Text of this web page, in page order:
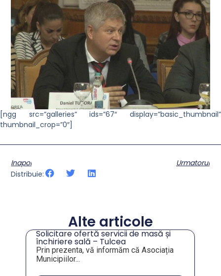
[ngg src=”galleries” ids=”67″ display=”basic_thumbnail”
thumbnail_crop=”0″]
Inapoi
Urmatorul
Distribuie:
Alte articole
Solicitare ofertă servicii de masă și
închiriere sală – Tulcea
Prin prezenta, vă informăm că Asociația
Municipiilor...